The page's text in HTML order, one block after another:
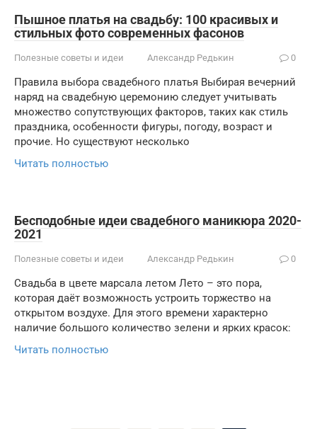
Пышное платья на свадьбу: 100 красивых и
стильных фото современных фасонов
Полезные советы и идеи Александр Редькин 0
Правила выбора свадебного платья Выбирая вечерний
наряд на свадебную церемонию следует учитывать
множество сопутствующих факторов, таких как стиль
праздника, особенности фигуры, погоду, возраст и
прочие. Но существуют несколько
Читать полностью
Бесподобные идеи свадебного маникюра 2020-
2021
Полезные советы и идеи Александр Редькин 0
Свадьба в цвете марсала летом Лето – это пора,
которая даёт возможность устроить торжество на
открытом воздухе. Для этого времени характерно
наличие большого количество зелени и ярких красок:
Читать полностью